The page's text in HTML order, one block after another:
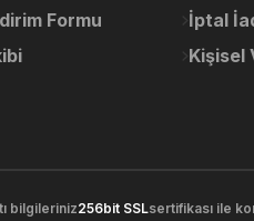
Formu
İptal
Kişisel
bilgileriniz256bit SSLsertifikası ile